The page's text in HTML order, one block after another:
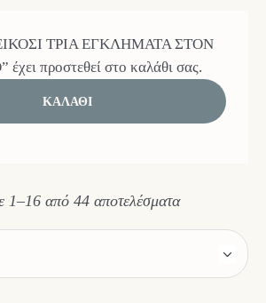
ΤΡΙΑ ΕΓΚΛΗΜΑΤΑ ΣΤΟΝ
προστεθεί στο καλάθι σας.
ΚΑΛΆΘΙ
1–16 από 44 αποτελέσματα